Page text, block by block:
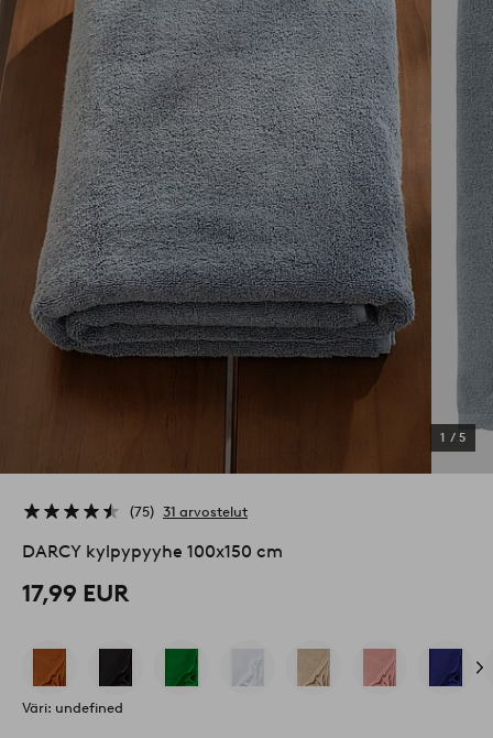
1 / 5
75 31 arvostelut
DARCY kylpypyyhe 100x150 cm
17,99 EUR
Väri: undefined